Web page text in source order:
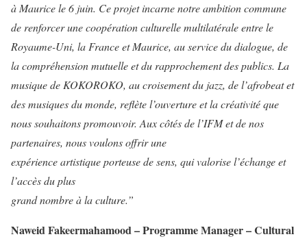
à Maurice le 6 juin. Ce projet incarne notre ambition commune
de renforcer une coopération culturelle multilatérale entre le
Royaume-Uni, la France et Maurice, au service du dialogue, de
la compréhension mutuelle et du rapprochement des publics. La
musique de KOKOROKO, au croisement du jazz, de l’afrobeat et
des musiques du monde, reflète l’ouverture et la créativité que
nous souhaitons promouvoir. Aux côtés de l’IFM et de nos
partenaires, nous voulons offrir une
expérience artistique porteuse de sens, qui valorise l’échange et
l’accès du plus
grand nombre à la culture.”
Naweid Fakeermahamood – Programme Manager – Cultural